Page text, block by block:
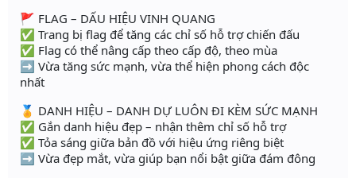
🚩 FLAG – DẤU HIỆU VINH QUANG
✅ Trang bị flag để tăng các chỉ số hỗ trợ chiến đấu
✅ Flag có thể nâng cấp theo cấp độ, theo mùa
➡️ Vừa tăng sức mạnh, vừa thể hiện phong cách độc
nhất
🏅 DANH HIỆU – DANH DỰ LUÔN ĐI KÈM SỨC MẠNH
✅ Gắn danh hiệu đẹp – nhận thêm chỉ số hỗ trợ
✅ Tỏa sáng giữa bản đồ với hiệu ứng riêng biệt
➡️ Vừa đẹp mắt, vừa giúp bạn nổi bật giữa đám đông